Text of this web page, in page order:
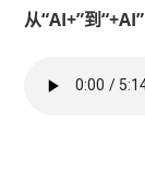
从“AI+”到“+AI”